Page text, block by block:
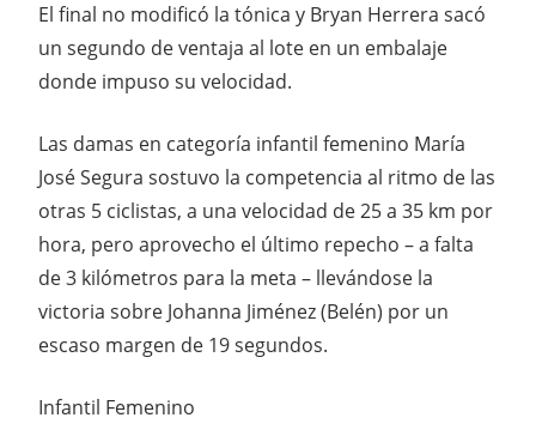
El final no modificó la tónica y Bryan Herrera sacó
un segundo de ventaja al lote en un embalaje
donde impuso su velocidad.
Las damas en categoría infantil femenino María
José Segura sostuvo la competencia al ritmo de las
otras 5 ciclistas, a una velocidad de 25 a 35 km por
hora, pero aprovecho el último repecho – a falta
de 3 kilómetros para la meta – llevándose la
victoria sobre Johanna Jiménez (Belén) por un
escaso margen de 19 segundos.
Infantil Femenino